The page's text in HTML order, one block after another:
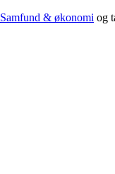
Samfund & økonomi og